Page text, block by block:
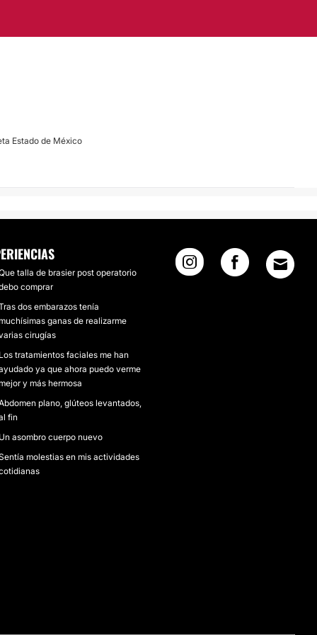
Estado de México
talla de brasier post operatorio
comprar
dos embarazos tenía
ganas de realizarme
cirugías
Los tratamientos faciales me han
ya que ahora puedo verme
y más hermosa
plano, glúteos levantados,
fin
Un asombro cuerpo nuevo
molestias en mis actividades